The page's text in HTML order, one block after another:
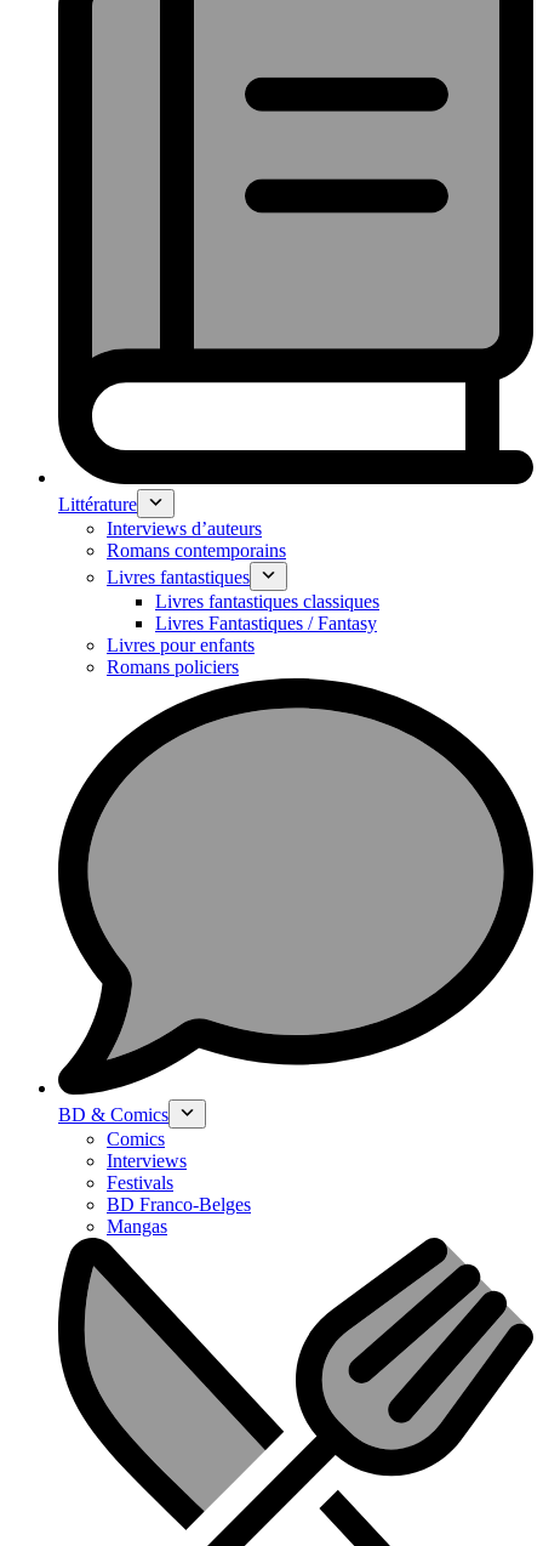
Littérature
Interviews d’auteurs
Romans contemporains
Livres fantastiques
Livres fantastiques classiques
Livres Fantastiques / Fantasy
Livres pour enfants
Romans policiers
BD & Comics
Comics
Interviews
Festivals
BD Franco-Belges
Mangas